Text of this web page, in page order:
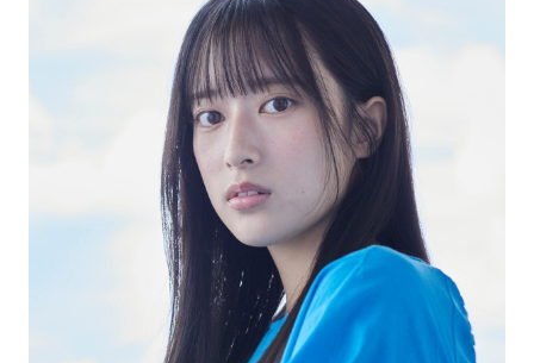
CONTACT お問い合わせ
個人のお客様
法人のお客様
AUDITION アーティスト募集